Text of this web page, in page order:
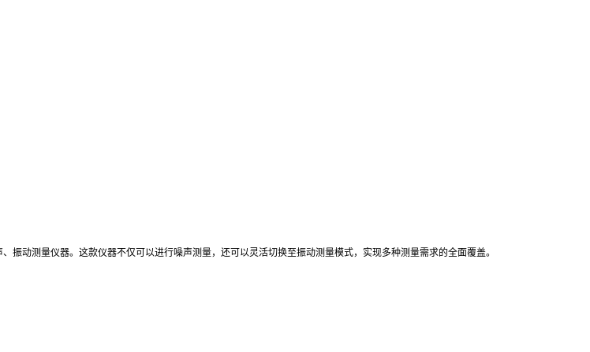
振动测量仪器。这款仪器不仅可以进行噪声测量，还可以灵活切换至振动测量模式，实现多种测量需求的全面覆盖。